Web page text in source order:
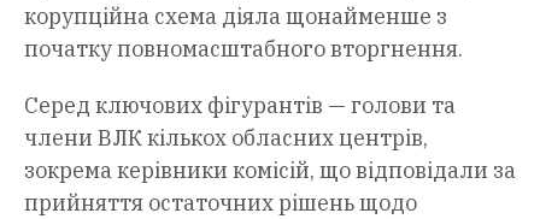
корупційна схема діяла щонайменше з
початку повномасштабного вторгнення.
Серед ключових фігурантів — голови та
члени ВЛК кількох обласних центрів,
зокрема керівники комісій, що відповідали за
прийняття остаточних рішень щодо